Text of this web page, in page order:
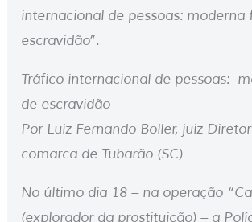
internacional de pessoas: moderna
escravidão”.
Tráfico internacional de pessoas:
de escravidão
Por Luiz Fernando Boller, juiz
comarca de Tubarão (SC)
No último dia 18 – na operação
(explorador da prostituição) – a